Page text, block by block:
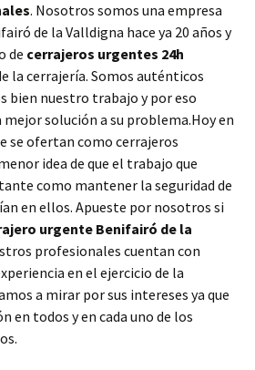
. Nosotros somos una empresa
de la Valldigna hace ya 20 años y
de cerrajeros urgentes 24h
la cerrajería. Somos auténticos
bien nuestro trabajo y por eso
solución a su problema.Hoy en
se ofertan como cerrajeros
idea de que el trabajo que
como mantener la seguridad de
en ellos. Apueste por nosotros si
urgente Benifairó de la
profesionales cuentan con
en el ejercicio de la
a mirar por sus intereses ya que
en todos y en cada uno de los